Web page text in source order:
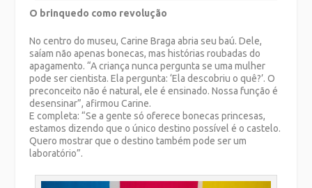
O brinquedo como revolução
No centro do museu, Carine Braga abria seu baú. Dele,
saíam não apenas bonecas, mas histórias roubadas do
apagamento. “A criança nunca pergunta se uma mulher
pode ser cientista. Ela pergunta: ‘Ela descobriu o quê?’. O
preconceito não é natural, ele é ensinado. Nossa função é
desensinar”, afirmou Carine.
E completa: “Se a gente só oferece bonecas princesas,
estamos dizendo que o único destino possível é o castelo.
Quero mostrar que o destino também pode ser um
laboratório”.